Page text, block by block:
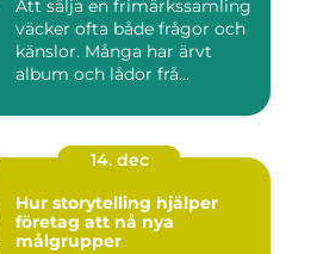
Att sälja en frimärkssamling
väcker ofta både frågor och
känslor. Många har ärvt
album och lådor frå...
14. dec
Hur storytelling hjälper
företag att nå nya
målgrupper